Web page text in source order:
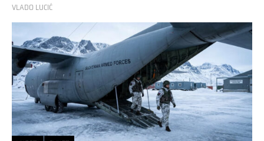
VLADO LUCIĆ